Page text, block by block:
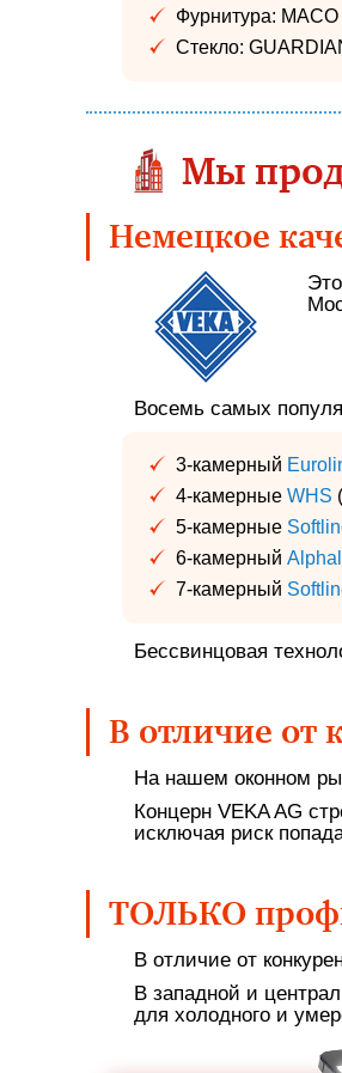
Фурнитура:
Стекло:
Мы
Немецкое
Восемь самых
3-камерный
4-камерные WHS
5-камерные
6-камерный
7-камерный
Бессвинцовая
В отличие от
На нашем оконном
Концерн VEKA AG
исключая риск
ТОЛЬКО
В отличие от
В западной и
для холодного и